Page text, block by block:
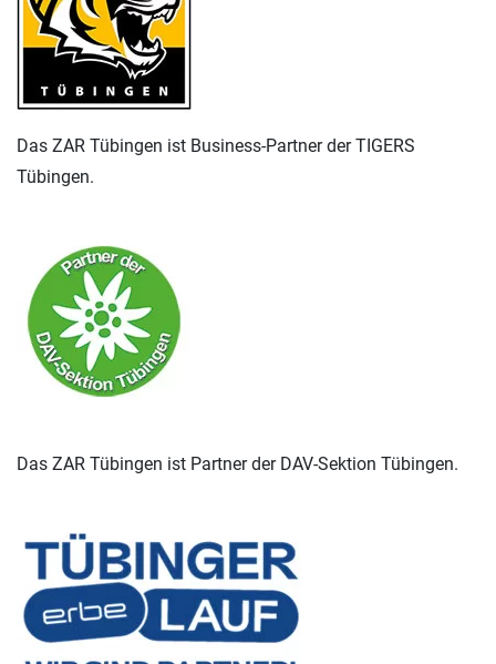
Das ZAR Tübingen ist Business-Partner der TIGERS
Tübingen.
Das ZAR Tübingen ist Partner der DAV-Sektion Tübingen.